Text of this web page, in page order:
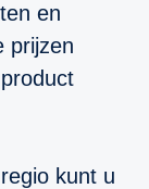
en
prijzen
kunt u